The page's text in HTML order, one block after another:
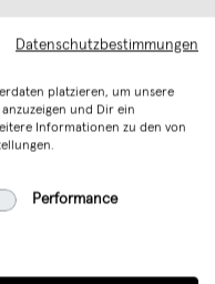
Datenschutzbestimmungen
platzieren, um unsere
und Dir ein
Informationen zu den von
Performance